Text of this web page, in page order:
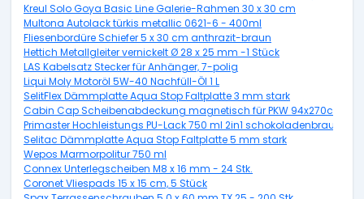
Kreul Solo Goya Basic Line Galerie-Rahmen 30 x 30 cm
Multona Autolack türkis metallic 0621-6 - 400ml
Fliesenbordüre Schiefer 5 x 30 cm anthrazit-braun
Hettich Metallgleiter vernickelt Ø 28 x 25 mm -1 Stück
LAS Kabelsatz Stecker für Anhänger, 7-polig
Liqui Moly Motoröl 5W-40 Nachfüll-Öl 1 L
SelitFlex Dämmplatte Aqua Stop Faltplatte 3 mm stark
Cabin Cap Scheibenabdeckung magnetisch für PKW 94x270cm
Primaster Hochleistungs PU-Lack 750 ml 2in1 schokoladenbraun
Selitac Dämmplatte Aqua Stop Faltplatte 5 mm stark
Wepos Marmorpolitur 750 ml
Connex Unterlegscheiben M8 x 16 mm - 24 Stk.
Coronet Vliespads 15 x 15 cm, 5 Stück